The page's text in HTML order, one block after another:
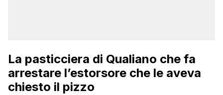
La pasticciera di Qualiano che fa
arrestare l’estorsore che le aveva
chiesto il pizzo